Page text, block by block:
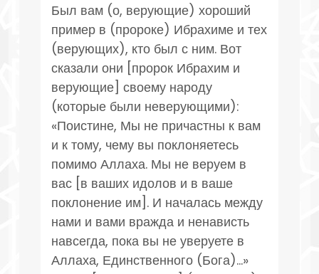
Был вам (о, верующие) хороший
пример в (пророке) Ибрахиме и тех
(верующих), кто был с ним. Вот
сказали они [пророк Ибрахим и
верующие] своему народу
(которые были неверующими):
«Поистине, Мы не причастны к вам
и к тому, чему вы поклоняетесь
помимо Аллаха. Мы не веруем в
вас [в ваших идолов и в ваше
поклонение им]. И началась между
нами и вами вражда и ненависть
навсегда, пока вы не уверуете в
Аллаха, Единственного (Бога)...»